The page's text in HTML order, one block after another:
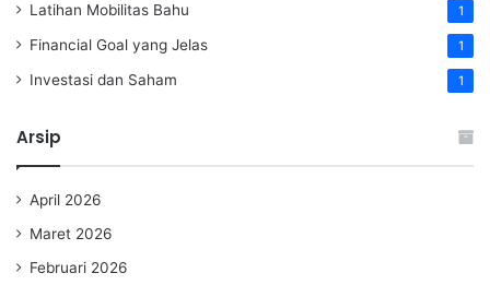
Latihan Mobilitas Bahu 1
Financial Goal yang Jelas 1
Investasi dan Saham 1
Arsip
April 2026
Maret 2026
Februari 2026